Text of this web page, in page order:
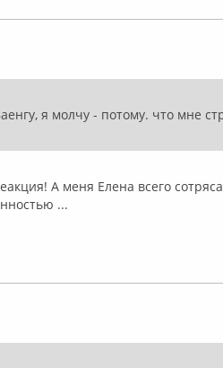
я молчу - потому. что мне
А меня Елена всего
...